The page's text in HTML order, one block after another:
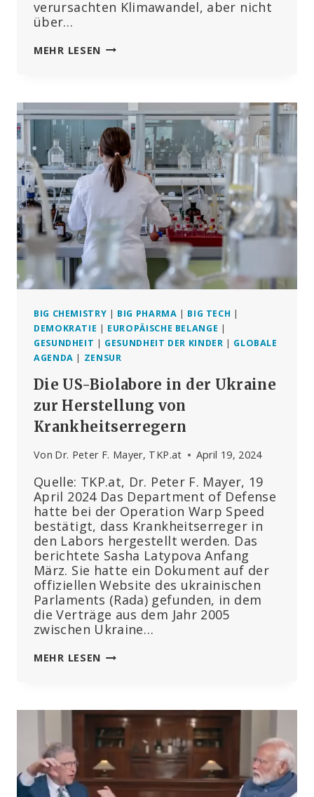
verursachten Klimawandel, aber nicht
über…
MEHR LESEN DIE
MENSCHENGEMACHTEN
WETTER-
UND
KLIMAWANDEL
BIG CHEMISTRY | BIG PHARMA | BIG TECH |
DEMOKRATIE | EUROPÄISCHE BELANGE |
GESUNDHEIT | GESUNDHEIT DER KINDER | GLOBALE
AGENDA | ZENSUR
Die US-Biolabore in der Ukraine
zur Herstellung von
Krankheitserregern
Von Dr. Peter F. Mayer, TKP.at April 19, 2024
Quelle: TKP.at, Dr. Peter F. Mayer, 19
April 2024 Das Department of Defense
hatte bei der Operation Warp Speed
bestätigt, dass Krankheitserreger in
den Labors hergestellt werden. Das
berichtete Sasha Latypova Anfang
März. Sie hatte ein Dokument auf der
offiziellen Website des ukrainischen
Parlaments (Rada) gefunden, in dem
die Verträge aus dem Jahr 2005
zwischen Ukraine…
MEHR LESEN DIE
DER
UKRAINE
ZUR
HERSTELLUNG
VON
KRANKHEITSERREGERN